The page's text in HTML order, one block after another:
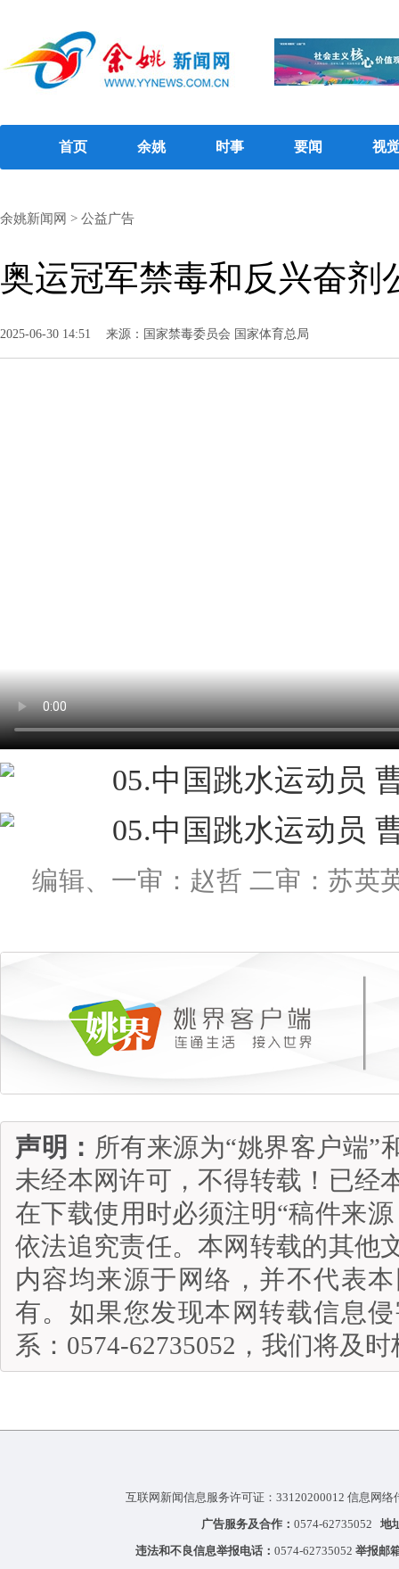
首页 余姚 时事 要闻 视
余姚新闻网 > 公益广告
奥运冠军禁毒和反兴奋剂
2025-06-30 14:51 来源：国家禁毒委员会 国家体育总局
编辑、一审：赵哲 二审：苏英
声明： 所有来源为“姚界客户端”
未经本网许可，不得转载！已经
在下载使用时必须注明“稿件来
依法追究责任。本网转载的其他
内容均来源于网络，并不代表
有。如果您发现本网转载信息
系：0574-62735052，我们将及
互联网新闻信息服务许可证：33120200012 信息网
广告服务及合作： 0574-62735052 地
违法和不良信息举报电话： 0574-62735052 举报邮